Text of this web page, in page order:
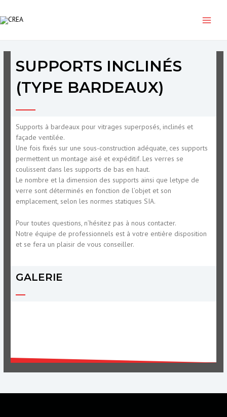
au
contenu
Parnsgari/janvier 12, 2023
SUPPORTS INCLINÉS
(TYPE BARDEAUX)
Supports à bardeaux pour vitrages superposés, inclinés et
façade ventilée.
Une fois fixés sur une sous-construction adéquate, ces supports
permettent un montage aisé et expéditif. Les verres se
coulissent dans les supports de bas en haut.
Le nombre et la dimension des supports ainsi que letype de
verre sont déterminés en fonction de l’objet et son
emplacement, selon les normes statiques SIA.
Pour toutes questions, n’hésitez pas à nous contacter.
Notre équipe de professionnels est à votre entière disposition
et se fera un plaisir de vous conseiller.
GALERIE